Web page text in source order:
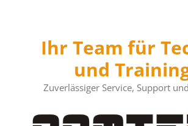
Ihr Team für
und
Zuverlässiger Service, Support